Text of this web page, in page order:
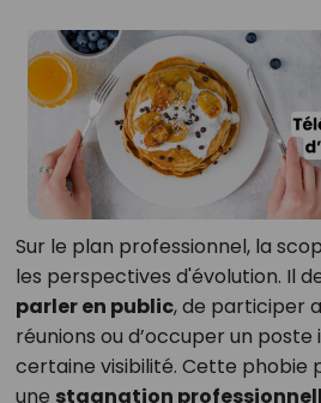
Sur le plan professionnel, la
les perspectives d'évolution. Il
parler en public, de participer
réunions ou d’occuper un
certaine visibilité. Cette phobie
une stagnation